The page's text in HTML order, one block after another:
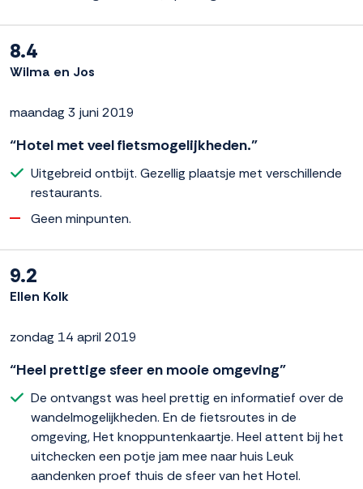
8.4
Wilma en Jos
maandag 3 juni 2019
“Hotel met veel fietsmogelijkheden.”
Uitgebreid ontbijt. Gezellig plaatsje met verschillende
restaurants.
Geen minpunten.
9.2
Ellen Kolk
zondag 14 april 2019
“Heel prettige sfeer en mooie omgeving”
De ontvangst was heel prettig en informatief over de
wandelmogelijkheden. En de fietsroutes in de
omgeving, Het knoppuntenkaartje. Heel attent bij het
uitchecken een potje jam mee naar huis Leuk
aandenken proef thuis de sfeer van het Hotel.